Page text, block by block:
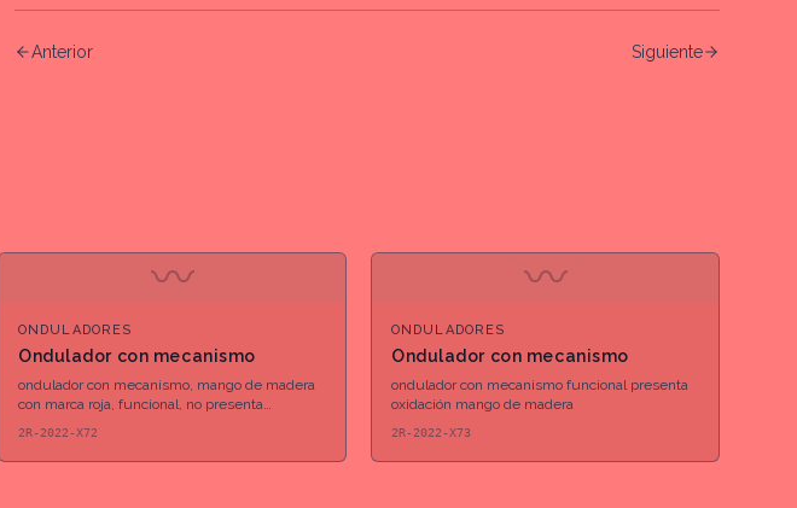
Anterior Siguiente
〰
ONDULADORES
Ondulador con mecanismo
ondulador con mecanismo, mango de madera
con marca roja, funcional, no presenta
2R-2022-X72
〰
ONDULADORES
Ondulador con mecanismo
ondulador con mecanismo funcional presenta
oxidación mango de madera
2R-2022-X73